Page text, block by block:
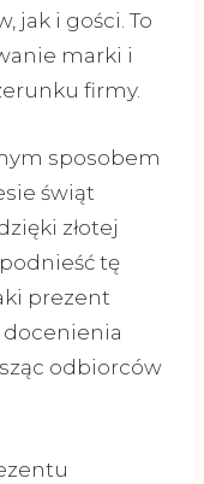
jak i gości. To
marki i
firmy.
sposobem
świąt
złotej
tę
prezent
docenienia
odbiorców